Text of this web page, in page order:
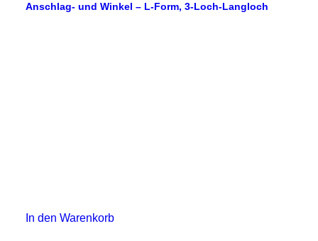
Anschlag- und Winkel – L-Form, 3-Loch-Langloch
In den Warenkorb